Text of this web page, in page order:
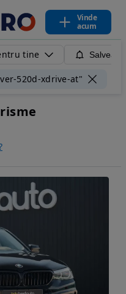
Vinde
acum
tine
520d-xdrive-at"